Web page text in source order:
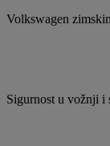
Volkswagen
Sigurnost u vožnji i